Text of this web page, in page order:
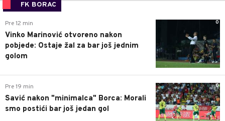
FK BORAC
0
Pre 12 min
Vinko Marinović otvoreno nakon
pobjede: Ostaje žal za bar još jednim
golom
0
Pre 19 min
Savić nakon "minimalca" Borca: Morali
smo postići bar još jedan gol